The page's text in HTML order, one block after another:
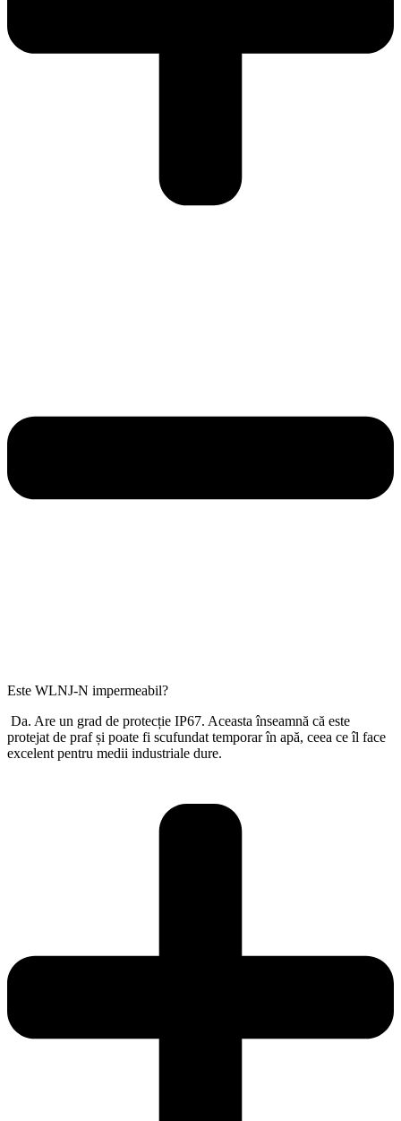
Este WLNJ-N impermeabil?
Da. Are un grad de protecție IP67. Aceasta înseamnă că este
protejat de praf și poate fi scufundat temporar în apă, ceea ce îl face
excelent pentru medii industriale dure.